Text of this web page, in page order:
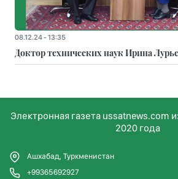
08.12.24 - 13:35
Доктор технических наук Ирина
Электронная газета ussatnews.com
2020 года
Ашхабад, Туркменистан
+99365692927